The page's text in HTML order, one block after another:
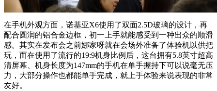
在手机外观方面，诺基亚X6使用了双面2.5D玻璃的设计，再
配合圆润的铝合金边框，初一上手就能感受到一种出众的顺滑
感。其实在发布会之前娜家呀就在会场外准备了体验机以供把
玩，而在使用了流行的19:9机身比例后，这台拥有5.8英寸超高
清屏幕、机身长度为147mm的手机在单手握持下可以说毫无压
力，大部分操作也都能单手完成，就上手体验来说表现的非常
友好。